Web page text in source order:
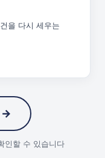
을 다시 세우는
→
인할 수 있습니다